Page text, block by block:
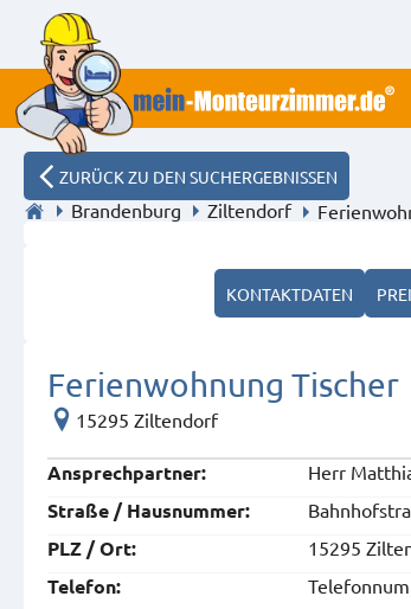
ZURÜCK ZU DEN SUCHERGEBNISSEN
Brandenburg Ziltendorf
KONTAKTDATEN
Ferienwohnung Tischer
15295 Ziltendorf
Ansprech­partner: Herr
Straße / Hausnummer:
PLZ / Ort: 15295
Telefon: